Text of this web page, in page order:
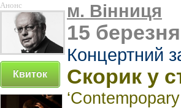
Анонс
Квиток
м. Вінниця
15
Концертний
Скорик у